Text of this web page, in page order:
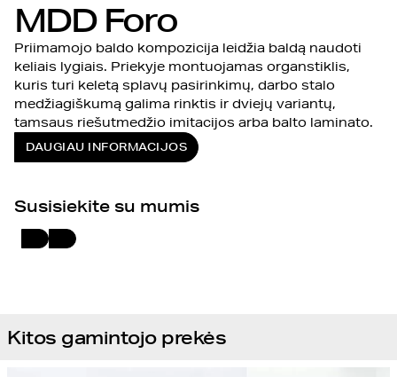
MDD Foro
Priimamojo baldo kompozicija leidžia baldą naudoti
keliais lygiais. Priekyje montuojamas organstiklis,
kuris turi keletą splavų pasirinkimų, darbo stalo
medžiagiškumą galima rinktis ir dviejų variantų,
tamsaus riešutmedžio imitacijos arba balto laminato.
DAUGIAU INFORMACIJOS
Susisiekite su mumis
Kitos gamintojo prekės